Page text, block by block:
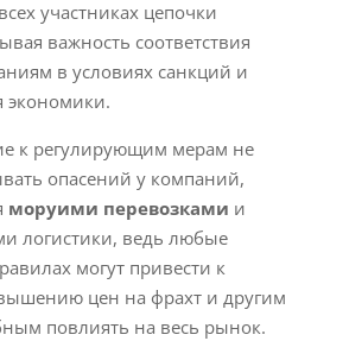
участниках цепочки
важность соответствия
в условиях санкций и
экономики.
к регулирующим мерам не
опасений у компаний,
моруими перевозками и
логистики, ведь любые
могут привести к
цен на фрахт и другим
повлиять на весь рынок.